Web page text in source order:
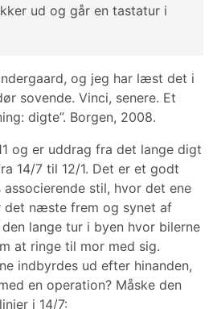
ud og går en tastatur i
og jeg har læst det i
sovende. Vinci, senere. Et
digte”. Borgen, 2008.
og er uddrag fra det lange digt
14/7 til 12/1. Det er et godt
stil, hvor det ene
det næste frem og synet af
lange tur i byen hvor bilerne
at ringe til mor med sig.
indbyrdes ud efter hinanden,
en operation? Måske den
i 14/7: